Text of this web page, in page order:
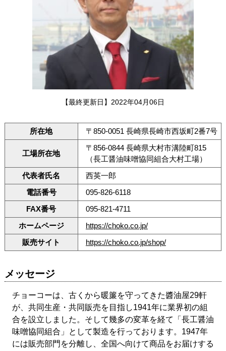
【最終更新日】2022年04月06日
所在地 〒850-0051 長崎県長崎市西坂町2番7号
工場所在地
〒856-0844 長崎県大村市溝陸町815
（長工醤油味噌協同組合大村工場）
代表者氏名
西英一郎
電話番号
095-826-6118
FAX番号
095-821-4711
ホームページ
https://choko.co.jp/
販売サイト
https://choko.co.jp/shop/
メッセージ
チョーコーは、古くから暖簾を守ってきた醬油屋29軒
が、共同生産・共同販売を目指し1941年に業界初の組
合を設立しました。そして幾多の変革を経て「長工醤油
味噌協同組合」として製造を行っております。1947年
には販売部門を分離し、全国へ向けて商品をお届けする